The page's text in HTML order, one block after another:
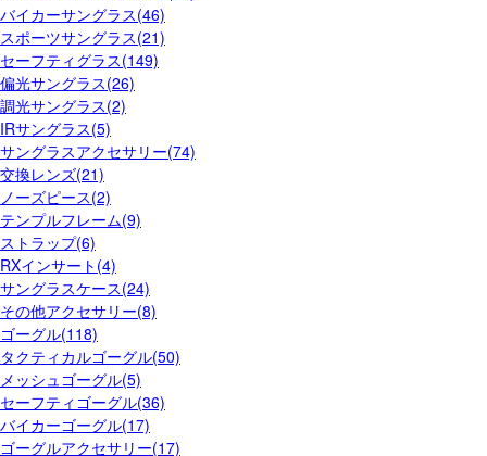
バイカーサングラス(46)
スポーツサングラス(21)
セーフティグラス(149)
偏光サングラス(26)
調光サングラス(2)
IRサングラス(5)
サングラスアクセサリー(74)
交換レンズ(21)
ノーズピース(2)
テンプルフレーム(9)
ストラップ(6)
RXインサート(4)
サングラスケース(24)
その他アクセサリー(8)
ゴーグル(118)
タクティカルゴーグル(50)
メッシュゴーグル(5)
セーフティゴーグル(36)
バイカーゴーグル(17)
ゴーグルアクセサリー(17)